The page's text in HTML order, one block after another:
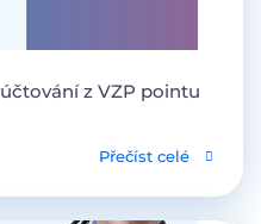
z VZP pointu
Přečíst celé